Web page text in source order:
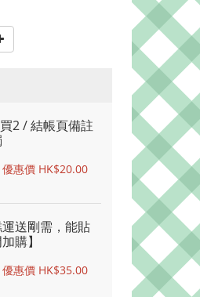
2 / 結帳頁備註
優惠價 HK$20.00
送剛需，能貼
購】
優惠價 HK$35.00